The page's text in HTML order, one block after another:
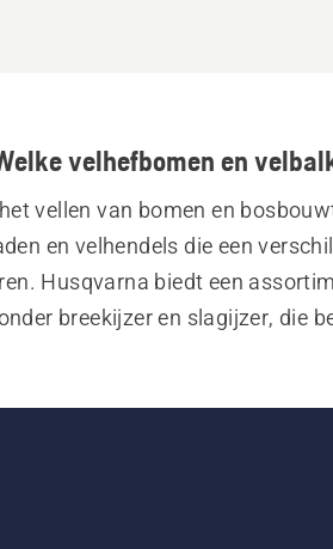
velhefbomen en
vellen van bomen en
en velhendels die een
Husqvarna biedt een
breekijzer en slagijzer, die